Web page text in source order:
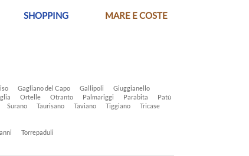
SHOPPING MARE E COSTE
Gagliano del Capo Gallipoli
Giuggianello
Ortelle Otranto Palmariggi Parabita
Patù
Surano Taurisano Taviano Tiggiano
Tricase
Torrepaduli